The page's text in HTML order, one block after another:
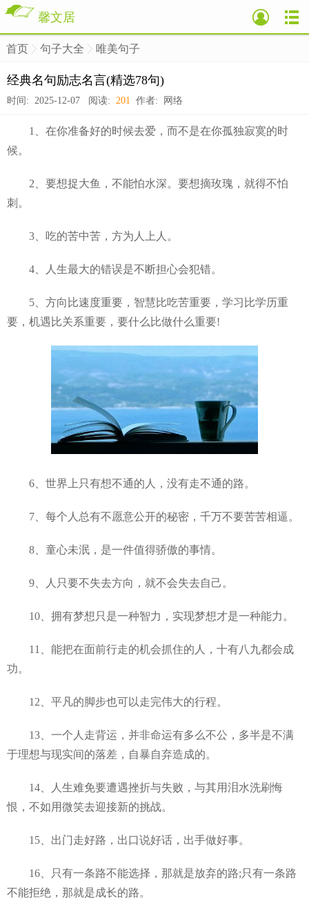
馨文居
首页 句子大全 唯美句子
经典名句励志名言(精选78句)
时间: 2025-12-07 阅读: 201 作者: 网络
1、在你准备好的时候去爱，而不是在你孤独寂寞的时
候。
2、要想捉大鱼，不能怕水深。要想摘玫瑰，就得不怕
刺。
3、吃的苦中苦，方为人上人。
4、人生最大的错误是不断担心会犯错。
5、方向比速度重要，智慧比吃苦重要，学习比学历重
要，机遇比关系重要，要什么比做什么重要!
6、世界上只有想不通的人，没有走不通的路。
7、每个人总有不愿意公开的秘密，千万不要苦苦相逼。
8、童心未泯，是一件值得骄傲的事情。
9、人只要不失去方向，就不会失去自己。
10、拥有梦想只是一种智力，实现梦想才是一种能力。
11、能把在面前行走的机会抓住的人，十有八九都会成
功。
12、平凡的脚步也可以走完伟大的行程。
13、一个人走背运，并非命运有多么不公，多半是不满
于理想与现实间的落差，自暴自弃造成的。
14、人生难免要遭遇挫折与失败，与其用泪水洗刷悔
恨，不如用微笑去迎接新的挑战。
15、出门走好路，出口说好话，出手做好事。
16、只有一条路不能选择，那就是放弃的路;只有一条路
不能拒绝，那就是成长的路。